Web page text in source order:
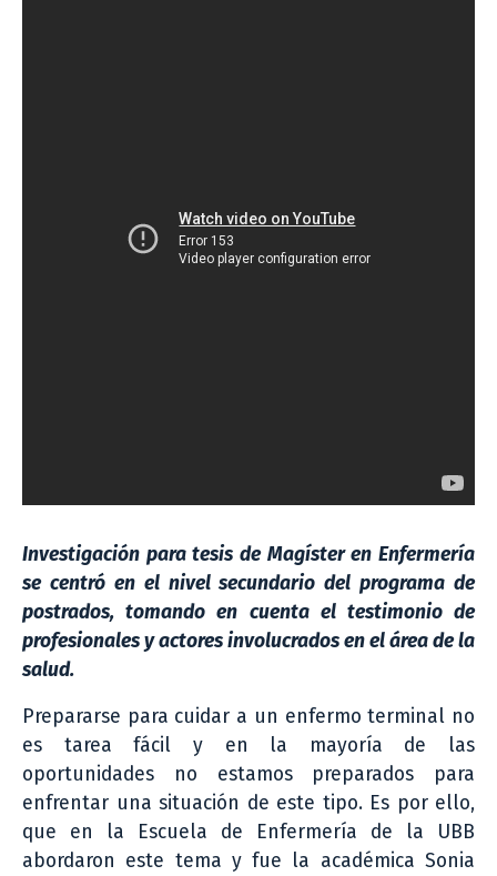
Investigación para tesis de Magíster en Enfermería
se centró en el nivel secundario del programa de
postrados, tomando en cuenta el testimonio de
profesionales y actores involucrados en el área de la
salud.
Prepararse para cuidar a un enfermo terminal no
es tarea fácil y en la mayoría de las
oportunidades no estamos preparados para
enfrentar una situación de este tipo. Es por ello,
que en la Escuela de Enfermería de la UBB
abordaron este tema y fue la académica Sonia